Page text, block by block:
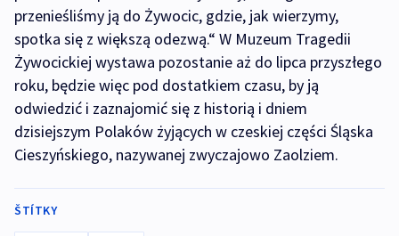
przenieśliśmy ją do Żywocic, gdzie, jak wierzymy,
spotka się z większą odezwą.“ W Muzeum Tragedii
Żywocickiej wystawa pozostanie aż do lipca przyszłego
roku, będzie więc pod dostatkiem czasu, by ją
odwiedzić i zaznajomić się z historią i dniem
dzisiejszym Polaków żyjących w czeskiej części Śląska
Cieszyńskiego, nazywanej zwyczajowo Zaolziem.
ŠTÍTKY